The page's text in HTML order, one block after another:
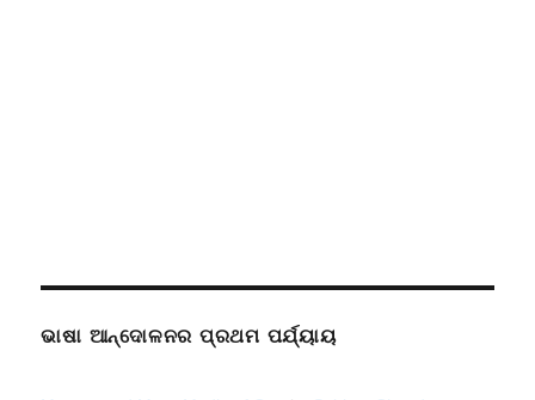
ଭାଷା ଆନ୍ଦୋଳନର ପ୍ରଥମ ପର୍ଯ୍ୟାୟ